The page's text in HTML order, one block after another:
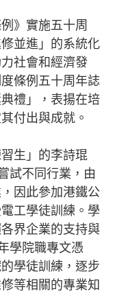
》實施五十周
並進」的系統化
社會和經濟發
條例五十周年誌
禮」，表揚在培
付出與成就。
生」的李詩琨
試不同行業，由
因此參加港鐵公
工學徒訓練。學
界企業的支持與
學院職專文憑
學徒訓練，逐步
等相關的專業知